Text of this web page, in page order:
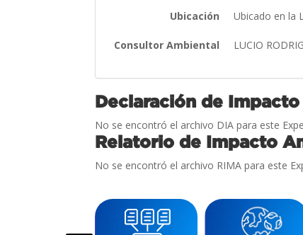
Ubicación Ubicado en la
Consultor Ambiental LUCIO
Declaración de
No se encontró el archivo DIA para este
Relatorio de Impacto
No se encontró el archivo RIMA para este